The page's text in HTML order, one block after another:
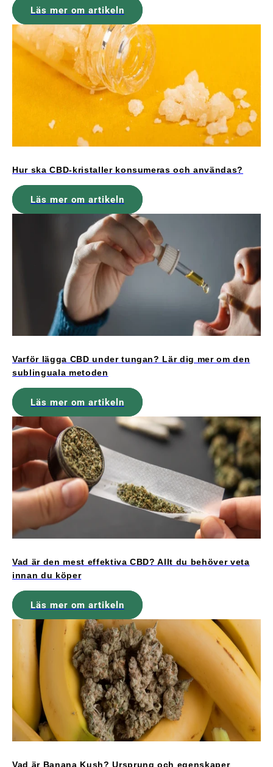
Läs mer om artikeln
Hur ska CBD-kristaller konsumeras och användas?
Läs mer om artikeln
Varför lägga CBD under tungan? Lär dig mer om den
sublinguala metoden
Läs mer om artikeln
Vad är den mest effektiva CBD? Allt du behöver veta
innan du köper
Läs mer om artikeln
Vad är Banana Kush? Ursprung och egenskaper